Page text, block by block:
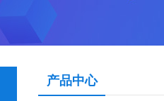
产品中心